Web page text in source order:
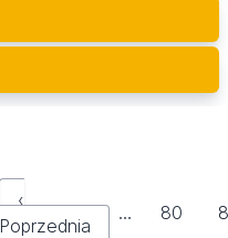
‹
Poprzednia
… 80